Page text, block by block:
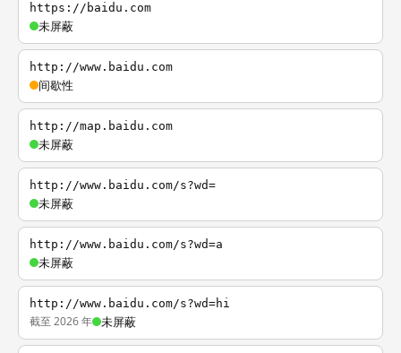
https://baidu.com
未屏蔽
http://www.baidu.com
间歇性
http://map.baidu.com
未屏蔽
http://www.baidu.com/s?wd=
未屏蔽
http://www.baidu.com/s?wd=a
未屏蔽
http://www.baidu.com/s?wd=hi
截至 2026 年 未屏蔽